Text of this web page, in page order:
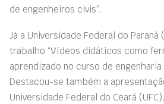
de engenheiros civis”.
Já a Universidade Federal do Paraná
trabalho “Vídeos didáticos como
aprendizado no curso de engenharia
Destacou-se também a
Universidade Federal do Ceará